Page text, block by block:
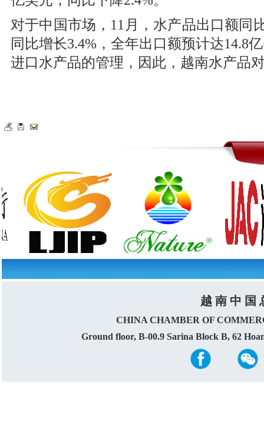
对于中国市场，11月，水产品出口额同
同比增长3.4%，全年出口额预计达14.8
进口水产品的管理，因此，越南水产品
越 南 中 国
CHINA CHAMBER OF
Ground floor, B-00.9 Sarina Block B, 62